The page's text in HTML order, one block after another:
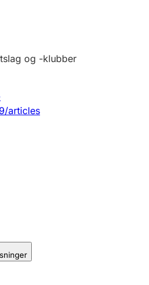
og -klubber
articles